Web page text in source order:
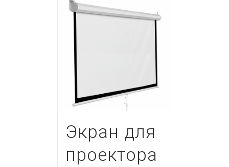
Экран для
проектора